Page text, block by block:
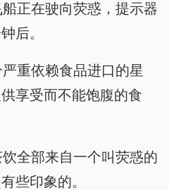
正在驶向荧惑，提示器
后。
重依赖食品进口的星
享受而不能饱腹的食
全部来自一个叫荧惑的
些印象的。